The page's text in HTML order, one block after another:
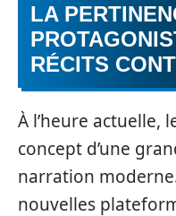
LA
RÉCITS
À l’heure actuelle,
concept d’une
narration
nouvelles